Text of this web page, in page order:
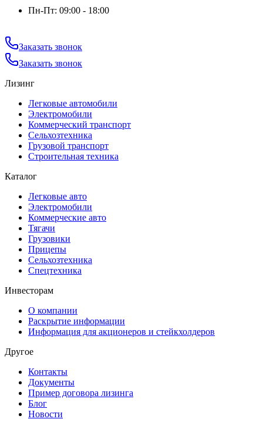
Пн-Пт: 09:00 - 18:00
Заказать звонок
Заказать звонок
Лизинг
Легковые автомобили
Электромобили
Коммерческий транспорт
Сельхозтехника
Грузовой транспорт
Строительная техника
Каталог
Легковые авто
Электромобили
Коммерческие авто
Тягачи
Грузовики
Прицепы
Сельхозтехника
Спецтехника
Инвесторам
О компании
Раскрытие информации
Информация для акционеров и стейкхолдеров
Другое
Контакты
Документы
Пример договора лизинга
Блог
Новости